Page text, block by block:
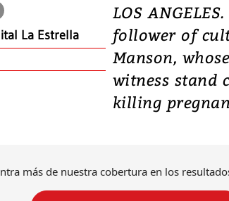
La Estrella
LOS
follower of
Manson,
witness stand
killing
más de nuestra cobertura en los
en